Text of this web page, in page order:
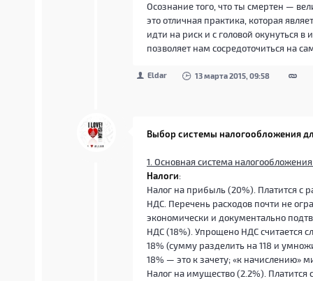
Осознание того, что ты смертен —
это отличная практика, которая
идти на риск и с головой окунуться
позволяет нам сосредоточиться на
Eldar 13 марта 2015, 09:58
Выбор системы налогообложения
1. Основная система
Налоги:
Налог на прибыль (20%). Платится
НДС. Перечень расходов почти не
экономически и документально
НДС (18%). Упрощено НДС считается
18% (сумму разделить на 118 и
18% — это к зачету; «к начислению»
Налог на имущество (2.2%). Платится